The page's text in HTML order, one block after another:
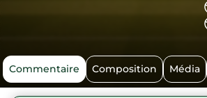
Commentaire Composition Média